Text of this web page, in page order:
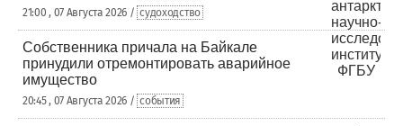
21:00 , 07 Августа 2026 / судоходство
Собственника причала на Байкале
принудили отремонтировать аварийное
имущество
20:45 , 07 Августа 2026 / события